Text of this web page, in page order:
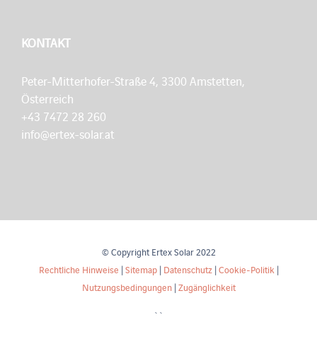
KONTAKT
Peter-Mitterhofer-Straße 4, 3300 Amstetten,
Österreich
+43 7472 28 260
info@ertex-solar.at
© Copyright Ertex Solar 2022
Rechtliche Hinweise |Sitemap| Datenschutz|Cookie-Politik|
Nutzungsbedingungen|Zugänglichkeit
``